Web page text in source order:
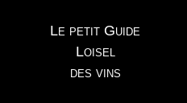
Le petit Guide
Loisel
des vins